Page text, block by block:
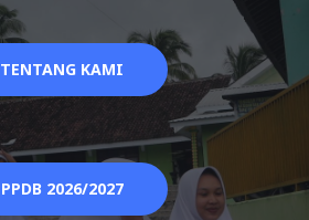
TENTANG KAMI
PPDB 2026/2027